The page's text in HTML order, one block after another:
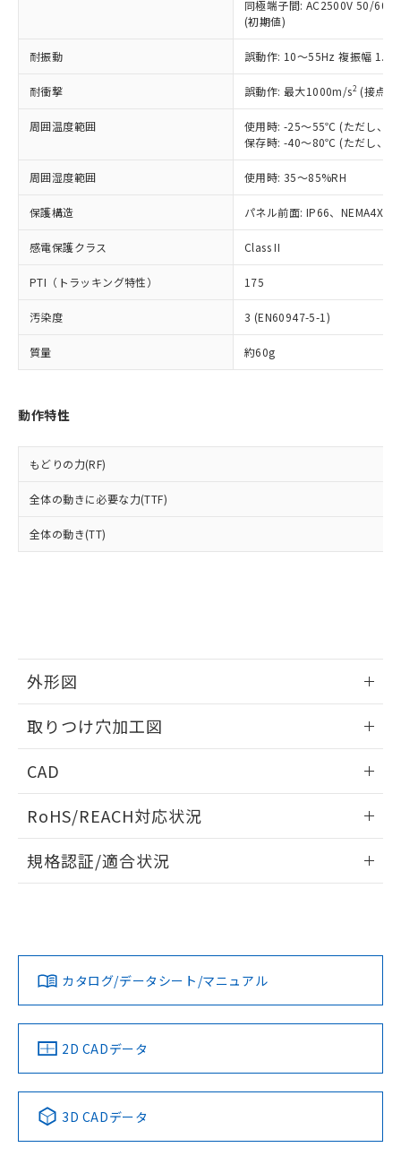
同極端子間: AC2500V 50/
(初期値)
耐振動 誤動作: 10～55Hz 複振幅
耐衝撃 誤動作: 最大1000m/s2 (接点
周囲温度範囲
使用時: -25～55℃ (ただし、氷
保存時: -40～80℃ (ただし、氷
周囲湿度範囲 使用時: 35～85%RH
保護構造 パネル前面: IP66、NEMA4X,
感電保護クラス Class II
PTI（トラッキング特性） 175
汚染度 3 (EN60947-5-1)
質量 約60g
動作特性
もどりの力(RF)
全体の動きに必要な力(TTF)
全体の動き(TT)
外形図
取りつけ穴加工図
CAD
ドすることができます。
ログイン/会員登録
ダウンロードデータをご利用いただく前に、以下を必ずお読
みください。
ソフトウェアの使用条件
RoHS/REACH対応状況
EU RoHS 注意事項・凡例
対応済み
中国 RoHS 注意事項・凡例
Pb Hg Cd Cr(VI)
規格認証/適合状況
カタログ/データシート/マニュアル
2D CADデータ
3D CADデータ
ことをご了承ください。
在庫状況および標準価格照会結果は、
記載している更新日時点での社内デー
タに基づき作成されるものであり、閲
覧された時点での実際の在庫および標
正式な納期状況および標準価格はお客
様のお取引先、またはお客様担当のオ
ムロン制御機器販売店・当社販売員に
オムロン制御機器販売店や当社販売拠
販売ネットワーク
」をご確認
ください。
在庫状況および標準価格結果を当社の
事前の承諾なく第三者に漏洩または開
示しないようお願いします。
マイパーツ機能（部品リスト作成サー
ビス）をご利用いただくには、I-Web
メンバーズにご登録されている必要が
および当社の共同利用者が、当社の製
品・サービスに関するお客様との取
をご了承ください。
の共同利用に関して"
用者の範囲」に記載されている法人を
むを得ず変更することがあります。
鉛(Pb) 1000ppm以下、 水銀(Hg) 1000ppm以下、 カド
六価クロム(Cr(Ⅵ)) 1000ppm以下、ポリ臭化ビフェニル
類(PBB) 1000ppm以下、ポリ臭化ジフェニルエーテル類
(PBDE) 1000ppm以下、フタル酸ビス(2-エチルヘキシ
ル) (DEHP)(別名：DOP) 1000ppm以下、フタル酸ブチ
ルベンジル（BBP） 1000ppm以下、フタル酸ジブチル
（DBP） 1000ppm以下、フタル酸ジイソブチル
(DIBP) 1000ppm以下
但し、RoHS指令で産業用監視および制御機器に対する
フタル酸エステル類の４物質については閾値を超える意
図的な使用がないことを確認しています。
※2 対応予定月
部品在庫の切り替え状況などにより、予定
月が前後することがあります。
とができます。
EU RoHS指令（10物質）の非含有証明書
51物質の非含有証明書（当社基準）
※本証明書は発行日時点で非含有を証明す
欄に対応日を記載しておりました。
既に当社にて対応品への在庫切替を完了
り、2022年1月12日より割愛しておりま
す。
「－」：未確認です。当社販売部門へお問
*中国RoHS10物質の基準値 (GB/T26572)：
Pb(鉛) :1000ppm、 Hg(水銀) : 1000ppm、 Cd(カドミウ
Cr(Ⅵ)(六価クロム) : 1000ppm、 PBBs(ポリ臭化ビフェ
ニル類) : 1000ppm、 PBDEs(ポリ臭化ジフェニルエーテ
ル) : 1000ppm、
DEHP(フタル酸ビス(2-エチルヘキシル)) : 1000ppm
※2 環境保護使用期限
「ｅ」：有害物質（10物質）のすべてが基
準値以下であることを示します。
「10」：通常の使用状況下において有害物
質が外部に漏えいし、環境に深刻な影響を
及ぼさない年数を意味します。
当社は、これら貴社製品のうち、外国
為替および外国貿易法に定める商品
（以下｢規制貨物等」という）を輸出
または国外への提供する場合は、日本
国政府の輸出許可(または役務取引許
可)を取得するなどの必要な手続きを
当社は規制貨物を破棄する場合は、完
いよう必要な手段を講じます。
当社は貴社製品を、核兵器、ミサイ
ル、化学兵器、生物兵器またはその他
武器並びにこれらの製造装置等に一切
使用いたしません。
当社は、貴社製品を第三者に販売する
場合は、上記1、2および3の内容を当
該第三者に通知します。また当社は、
販売先および販売に係わる関係者が違
り引きをいたしません。
○ 一定数以上の在庫あり
△ 一定数には満たないが在庫あり
在庫なし(最新の在庫状況につ
いては、お客様のお取引先、ま
たはお客様担当のオムロン制御
機器販売店・当社販売員にご確
認ください)
受注生産機種、また在庫状況の
情報を公開していない機種